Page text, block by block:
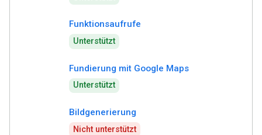
Funktionsaufrufe
Unterstützt
Fundierung mit Google Maps
Unterstützt
Bildgenerierung
Nicht unterstützt